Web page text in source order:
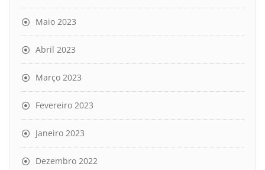
Maio 2023
Abril 2023
Março 2023
Fevereiro 2023
Janeiro 2023
Dezembro 2022